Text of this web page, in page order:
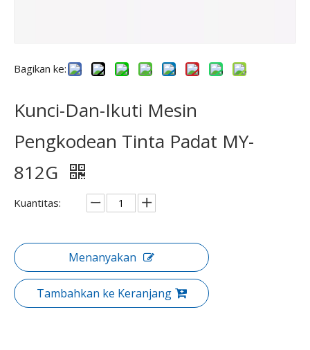
Bagikan ke:
Kunci-Dan-Ikuti Mesin
Pengkodean Tinta Padat MY-
812G
Kuantitas:
Menanyakan
Tambahkan ke Keranjang